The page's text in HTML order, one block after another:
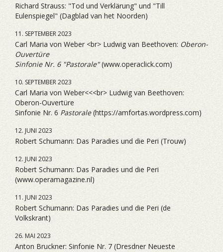
Richard Strauss: "Tod und Verklärung" und "Till
Eulenspiegel" (Dagblad van het Noorden)
11. SEPTEMBER 2023
Carl Maria von Weber <br> Ludwig van Beethoven: Oberon-
Ouvertüre
Sinfonie Nr. 6 "Pastorale"(www.operaclick.com)
10. SEPTEMBER 2023
Carl Maria von Weber<<<br> Ludwig van Beethoven:
Oberon-Ouvertüre
Sinfonie Nr. 6 Pastorale(https://amfortas.wordpress.com)
12. JUNI 2023
Robert Schumann: Das Paradies und die Peri (Trouw)
12. JUNI 2023
Robert Schumann: Das Paradies und die Peri
(www.operamagazine.nl)
11. JUNI 2023
Robert Schumann: Das Paradies und die Peri (de
Volkskrant)
26. MAI 2023
Anton Bruckner: Sinfonie Nr. 7 (Dresdner Neueste